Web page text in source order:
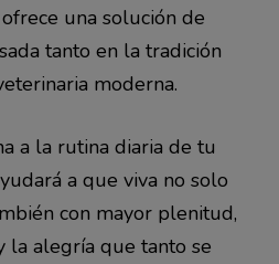
una solución de
tanto en la tradición
moderna.
a la rutina diaria de tu
a que viva no solo
con mayor plenitud,
la alegría que tanto se